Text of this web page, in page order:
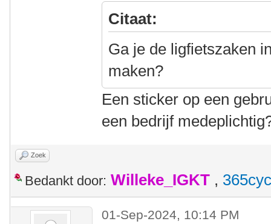
Citaat:
Ga je de ligfietszaken
maken?
Een sticker op een
een bedrijf
Zoek
Bedankt door: Willeke_IGKT ,
01-Sep-2024, 10:14 PM